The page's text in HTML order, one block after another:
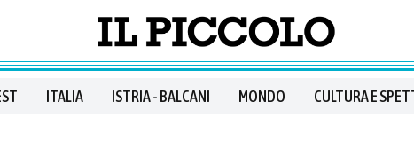
ITALIA ISTRIA - BALCANI MONDO CULTURA E